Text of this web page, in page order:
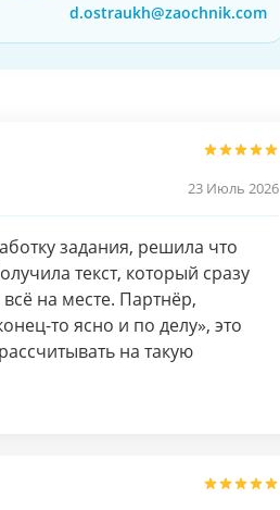
d.ostraukh@zaochnik.com
23 Июль 2026
задания, решила что
текст, который сразу
на месте. Партнёр,
то ясно и по делу», это
на такую